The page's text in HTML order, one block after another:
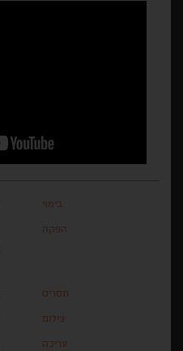
בימוי
הפקה
תסריט
צילום
עריכה